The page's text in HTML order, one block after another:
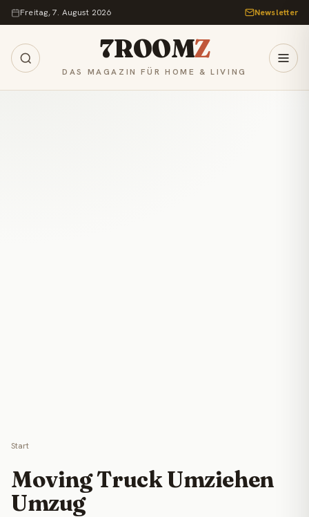
Zum Inhalt springen
Freitag, 7. August 2026 Newsletter
7ROOMZ
DAS MAGAZIN FÜR HOME & LIVING
Start
Moving Truck Umziehen
Umzug